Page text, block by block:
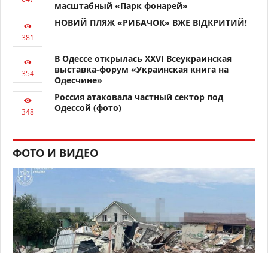
масштабный «Парк фонарей»
НОВИЙ ПЛЯЖ «РИБАЧОК» ВЖЕ ВІДКРИТИЙ!
В Одессе открылась XXVI Всеукраинская
выставка-форум «Украинская книга на
Одесчине»
Россия атаковала частный сектор под
Одессой (фото)
ФОТО И ВИДЕО